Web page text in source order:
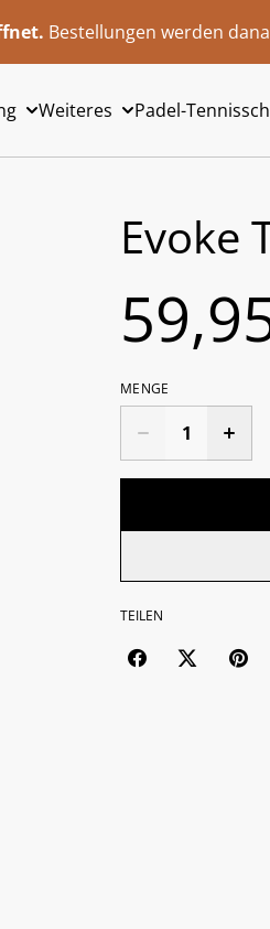
Bestellungen werden
Weiteres Padel-
Evoke
MENGE
TEILEN